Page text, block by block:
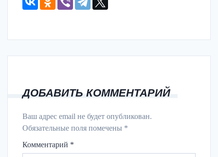
ДОБАВИТЬ КОММЕНТАРИЙ
Ваш адрес email не будет опубликован.
Обязательные поля помечены *
Комментарий *